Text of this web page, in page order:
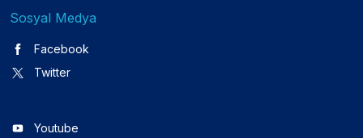
Sosyal Medya
Facebook
Twitter
Youtube